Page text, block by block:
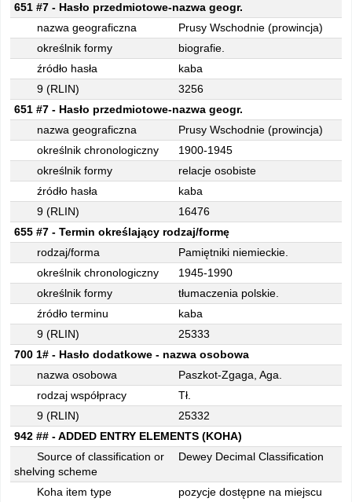
651 #7 - Hasło przedmiotowe-nazwa geogr.
nazwa geograficzna
Prusy Wschodnie (prowincja)
określnik formy
biografie.
źródło hasła
kaba
9 (RLIN)
3256
651 #7 - Hasło przedmiotowe-nazwa geogr.
nazwa geograficzna
Prusy Wschodnie (prowincja)
określnik chronologiczny
1900-1945
określnik formy
relacje osobiste
źródło hasła
kaba
9 (RLIN)
16476
655 #7 - Termin określający rodzaj/formę
rodzaj/forma
Pamiętniki niemieckie.
określnik chronologiczny
1945-1990
określnik formy
tłumaczenia polskie.
źródło terminu
kaba
9 (RLIN)
25333
700 1# - Hasło dodatkowe - nazwa osobowa
nazwa osobowa
Paszkot-Zgaga, Aga.
rodzaj współpracy
Tł.
9 (RLIN)
25332
942 ## - ADDED ENTRY ELEMENTS (KOHA)
Source of classification or
shelving scheme
Dewey Decimal Classification
Koha item type pozycje dostępne na miejscu